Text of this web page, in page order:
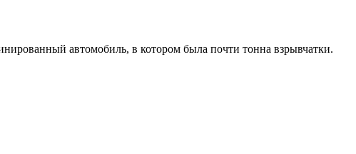
автомобиль, в котором была почти тонна взрывчатки.